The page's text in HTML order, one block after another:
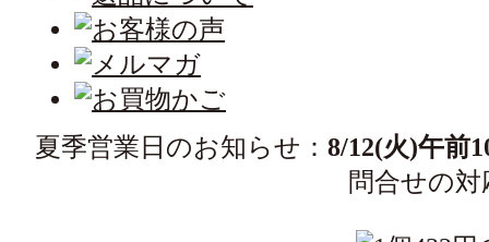
夏季営業日のお知らせ： 8/12(火)午前
問合せの